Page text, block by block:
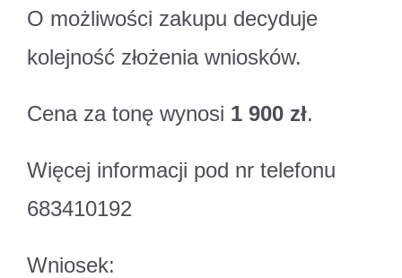
O możliwości zakupu decyduje
kolejność złożenia wniosków.
Cena za tonę wynosi 1 900 zł.
Więcej informacji pod nr telefonu
683410192
Wniosek: